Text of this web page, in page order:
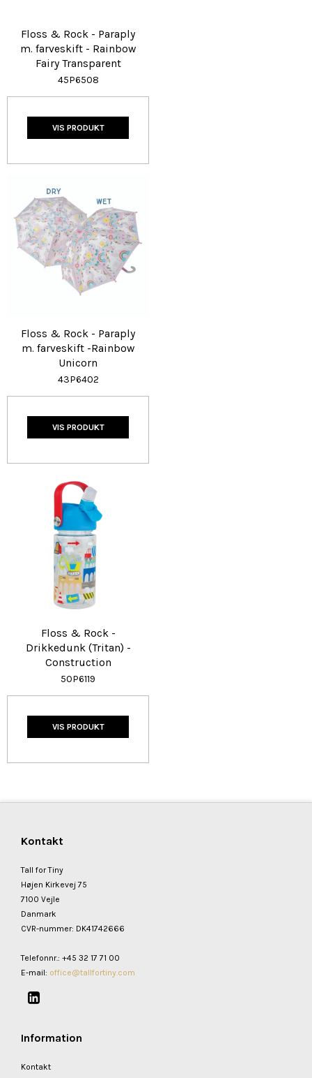
Floss & Rock - Paraply
m. farveskift - Rainbow
Fairy Transparent
45P6508
VIS PRODUKT
Floss & Rock - Paraply
m. farveskift -Rainbow
Unicorn
43P6402
VIS PRODUKT
Floss & Rock -
Drikkedunk (Tritan) -
Construction
50P6119
VIS PRODUKT
Kontakt
Tall for Tiny
Højen Kirkevej 75
7100 Vejle
Danmark
CVR-nummer: DK41742666
Telefonnr.: +45 32 17 71 00
E-mail: office@tallfortiny.com
Information
Kontakt